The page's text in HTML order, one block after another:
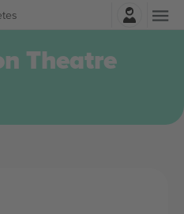
Theatre